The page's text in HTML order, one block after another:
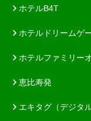
ホテルB4T
ホテルドリームゲ
ホテルファミリー
恵比寿発
エキタグ（デジタ